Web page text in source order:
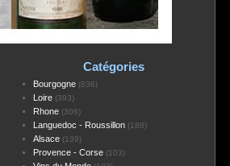
Catégories
Bourgogne(836)
Loire(393)
Rhone(306)
Languedoc - Roussillon(188)
Alsace(139)
Provence - Corse(103)